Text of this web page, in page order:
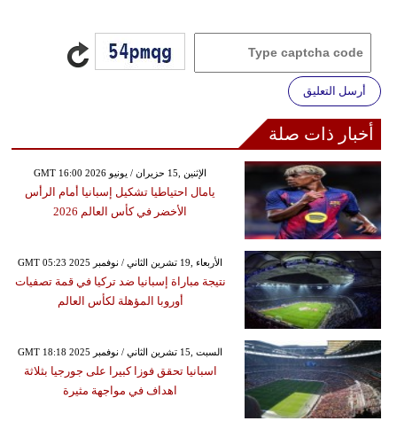
أرسل التعليق
أخبار ذات صلة
GMT 16:00 2026 الإثنين ,15 حزيران / يونيو
يامال احتياطيا تشكيل إسبانيا أمام الرأس
الأخضر في كأس العالم 2026
GMT 05:23 2025 الأربعاء ,19 تشرين الثاني / نوفمبر
نتيجة مباراة إسبانيا ضد تركيا في قمة تصفيات
أوروبا المؤهلة لكأس العالم
GMT 18:18 2025 السبت ,15 تشرين الثاني / نوفمبر
اسبانيا تحقق فوزا كبيرا على جورجيا بثلاثة
اهداف في مواجهة مثيرة